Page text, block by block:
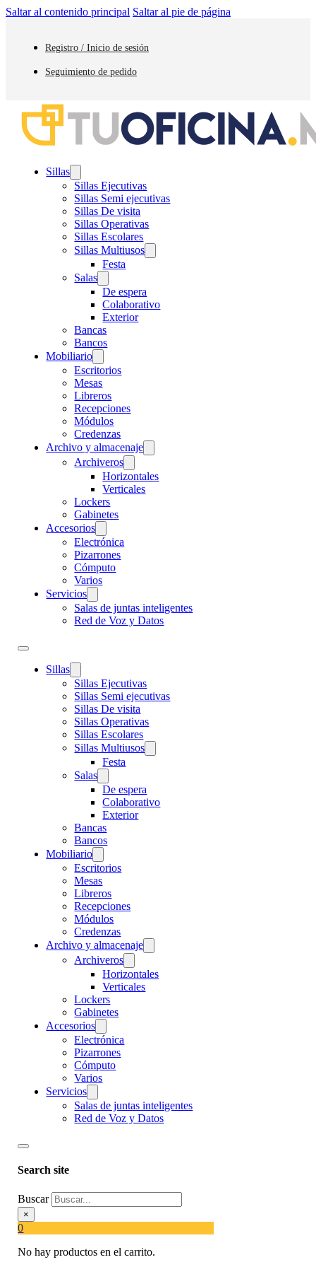
Saltar al contenido principal Saltar al pie de página
Registro / Inicio de sesión
Seguimiento de pedido
Sillas
Sillas Ejecutivas
Sillas Semi ejecutivas
Sillas De visita
Sillas Operativas
Sillas Escolares
Sillas Multiusos
Festa
Salas
De espera
Colaborativo
Exterior
Bancas
Bancos
Mobiliario
Escritorios
Mesas
Libreros
Recepciones
Módulos
Credenzas
Archivo y almacenaje
Archiveros
Horizontales
Verticales
Lockers
Gabinetes
Accesorios
Electrónica
Pizarrones
Cómputo
Varios
Servicios
Salas de juntas inteligentes
Red de Voz y Datos
Sillas
Sillas Ejecutivas
Sillas Semi ejecutivas
Sillas De visita
Sillas Operativas
Sillas Escolares
Sillas Multiusos
Festa
Salas
De espera
Colaborativo
Exterior
Bancas
Bancos
Mobiliario
Escritorios
Mesas
Libreros
Recepciones
Módulos
Credenzas
Archivo y almacenaje
Archiveros
Horizontales
Verticales
Lockers
Gabinetes
Accesorios
Electrónica
Pizarrones
Cómputo
Varios
Servicios
Salas de juntas inteligentes
Red de Voz y Datos
Search site
Buscar
×
0
No hay productos en el carrito.